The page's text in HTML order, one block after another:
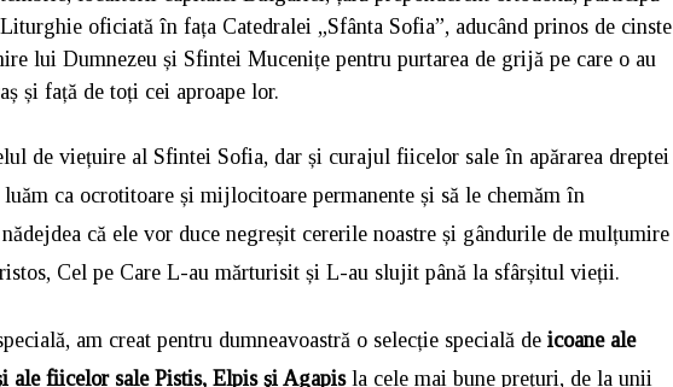
oficiată în fața Catedralei „Sfânta Sofia”, aducând prinos de cinste
lui Dumnezeu și Sfintei Mucenițe pentru purtarea de grijă pe care o au
și față de toți cei aproape lor.
de viețuire al Sfintei Sofia, dar și curajul fiicelor sale în apărarea dreptei
luăm ca ocrotitoare și mijlocitoare permanente și să le chemăm în
că ele vor duce negreșit cererile noastre și gândurile de mulțumire
Cel pe Care L-au mărturisit și L-au slujit până la sfârșitul vieții.
am creat pentru dumneavoastră o selecție specială de icoane ale
ale fiicelor sale Pistis, Elpis şi Agapisla cele mai bune prețuri, de la unii